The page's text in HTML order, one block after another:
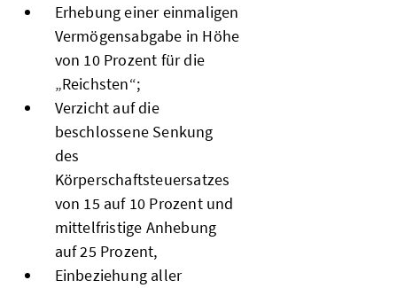
Erhebung einer einmaligen
Vermögensabgabe in Höhe
von 10 Prozent für die
„Reichsten“;
Verzicht auf die
beschlossene Senkung
des
Körperschaftsteuersatzes
von 15 auf 10 Prozent und
mittelfristige Anhebung
auf 25 Prozent,
Einbeziehung aller